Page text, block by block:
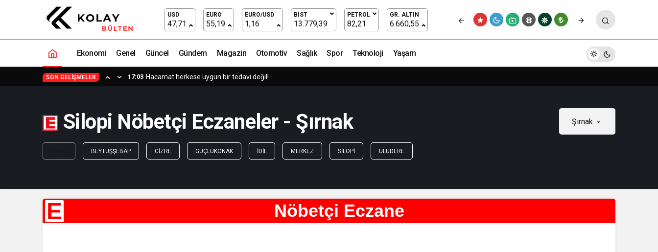
USD
47,71
EURO
55,19
EURO/USD
1,16
BIST
13.779,39
PETROL
82,21
GR. ALTIN
6.660,55
Ekonomi Genel Güncel Gündem Magazin Otomotiv Sağlık Spor Teknoloji Yaşam
SON GELIŞMELER 17:03 Hacamat herkese uygun bir tedavi değil!
Silopi Nöbetçi Eczaneler - Şırnak Şırnak
BEYTÜŞŞEBAP CIZRE GÜÇLÜKONAK İDIL MERKEZ SILOPI ULUDERE
E Nöbetçi Eczane